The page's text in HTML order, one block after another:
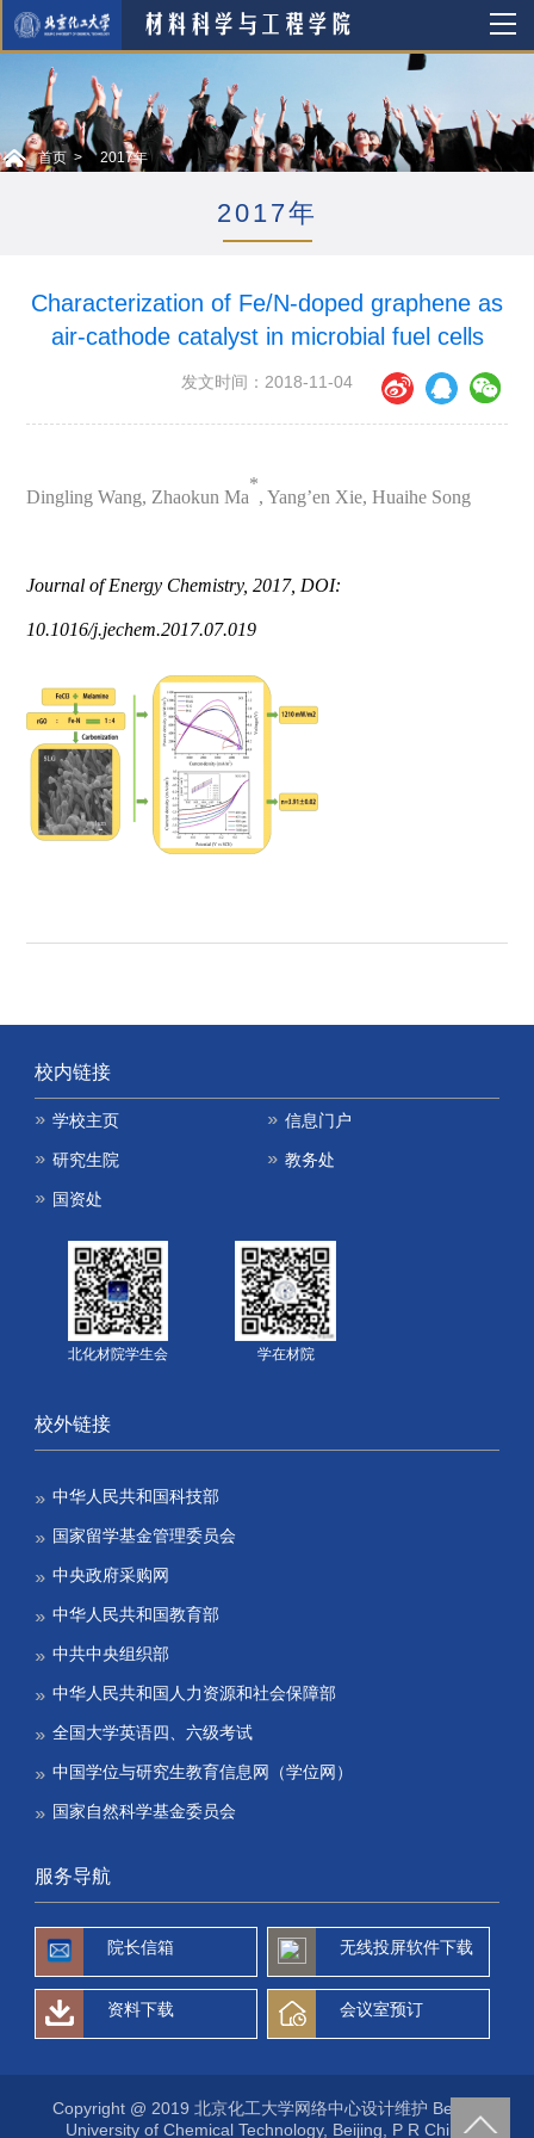
首页 2017年
2017年
Characterization of Fe/N-doped graphene as
air-cathode catalyst in microbial fuel cells
发文时间：2018-11-04
Dingling Wang, Zhaokun Ma
*
, Yang’en Xie, Huaihe Song
Journal of Energy Chemistry, 2017, DOI:
10.1016/j.jechem.2017.07.019
校内链接
学校主页 信息门户
研究生院 教务处
国资处
北化材院学生会 学在材院
校外链接
中华人民共和国科技部
国家留学基金管理委员会
中央政府采购网
中华人民共和国教育部
中共中央组织部
中华人民共和国人力资源和社会保障部
全国大学英语四、六级考试
中国学位与研究生教育信息网（学位网）
国家自然科学基金委员会
服务导航
院长信箱 无线投屏软件下载
资料下载 会议室预订
Copyright @ 2019 北京化工大学网络中心设计维护 Beijing
University of Chemical Technology, Beijing, P R China